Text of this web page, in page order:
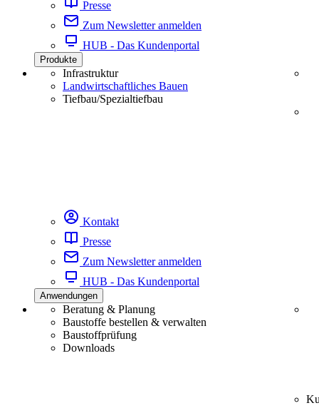
Presse
Zum Newsletter anmelden
HUB - Das Kundenportal
Produkte
Infrastruktur
Landwirtschaftliches Bauen
Tiefbau/Spezialtiefbau
Kontakt
Presse
Zum Newsletter anmelden
HUB - Das Kundenportal
Anwendungen
Beratung & Planung
Baustoffe bestellen & verwalten
Baustoffprüfung
Downloads